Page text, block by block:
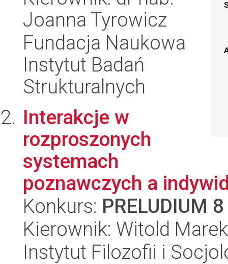
Joanna Tyrowicz
Fundacja Naukowa
Instytut Badań
Strukturalnych
Interakcje w
rozproszonych
systemach
poznawczych a
Konkurs: PRELUDIUM 8
Kierownik: Witold
Instytut Filozofii i